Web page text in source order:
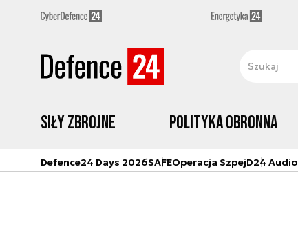
Siły zbrojne Polityka obronna
Defence24 Days 2026SAFEOperacja SzpejD24 Audio